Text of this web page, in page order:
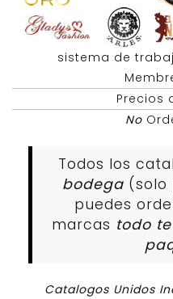
sistema de
Precios
No
Todos los
bodega (solo
puedes
marcas todo
Catalogos Unidos